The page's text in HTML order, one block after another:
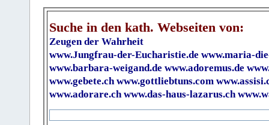
Suche in den kath. Webseiten von:
Zeugen der Wahrheit
www.Jungfrau-der-Eucharistie.de www.maria-
www.barbara-weigand.de www.adoremus.de
www.gebete.ch www.gottliebtuns.com
www.adorare.ch www.das-haus-lazarus.ch